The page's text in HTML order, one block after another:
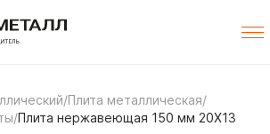
/Плита металлическая/
/Плита нержавеющая 150 мм 20Х13